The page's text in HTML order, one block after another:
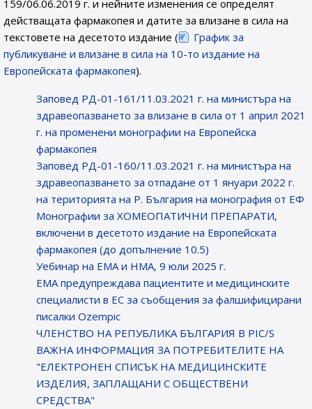
159/06.06.2019 г. и нейните изменения се определят
действащата фармакопея и датите за влизане в сила на
текстовете на десетото издание (
График за
публикуване и влизане в сила на 10-то издание на
Европейската фармакопея).
Заповед РД-01-161/11.03.2021 г. на министъра на
здравеопазването за влизане в сила от 1 април 2021
г. на променени монографии на Европейска
фармакопея
Заповед РД-01-160/11.03.2021 г. на министъра на
здравеопазването за отпадане от 1 януари 2022 г.
на територията на Р. България на монография от ЕФ
Монографии за ХОМЕОПАТИЧНИ ПРЕПАРАТИ,
включени в десетото издание на Европейската
фармакопея (до допълнение 10.5)
Уебинар на ЕМА и НМА, 9 юли 2025 г.
EMA предупреждава пациентите и медицинските
специалисти в ЕС за съобщения за фалшифицирани
писалки Ozempic
ЧЛЕНСТВО НА РЕПУБЛИКА БЪЛГАРИЯ В PIC/S
ВАЖНА ИНФОРМАЦИЯ ЗА ПОТРЕБИТЕЛИТЕ НА
"ЕЛЕКТРОНЕН СПИСЪК НА МЕДИЦИНСКИТЕ
ИЗДЕЛИЯ, ЗАПЛАЩАНИ С ОБЩЕСТВЕНИ
СРЕДСТВА"